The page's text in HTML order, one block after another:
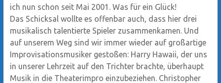
ich nun schon seit Mai 2001. Was für ein Glück!
Das Schicksal wollte es offenbar auch, dass hier drei
musikalisch talentierte Spieler zusammenkamen. Und
auf unserem Weg sind wir immer wieder auf großartige
Improvisationsmusiker gestoßen: Harry Hawaii, der uns
in unserer Lehrzeit auf den Trichter brachte, überhaupt
Musik in die Theaterimpro einzubeziehen. Christopher